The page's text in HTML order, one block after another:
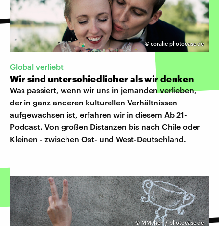
© coralie photocase.de
Global verliebt
Wir sind unterschiedlicher als wir denken
Was passiert, wenn wir uns in jemanden verlieben,
der in ganz anderen kulturellen Verhältnissen
aufgewachsen ist, erfahren wir in diesem Ab 21-
Podcast. Von großen Distanzen bis nach Chile oder
Kleinen - zwischen Ost- und West-Deutschland.
©MMchen / photocase.de